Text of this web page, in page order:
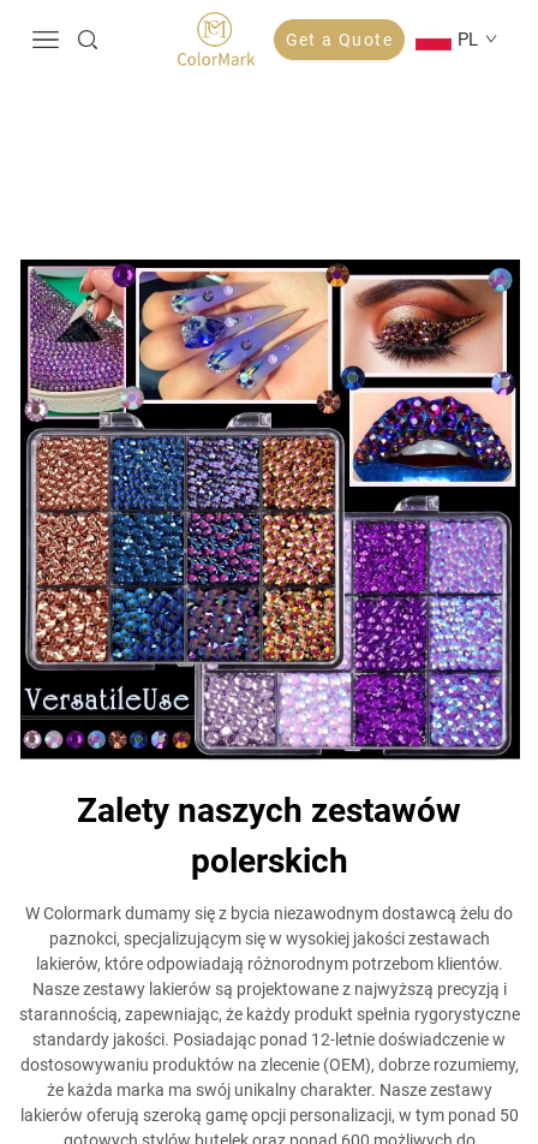
Get a Quote PL
Zalety naszych zestawów
polerskich
W Colormark dumamy się z bycia niezawodnym dostawcą żelu do
paznokci, specjalizującym się w wysokiej jakości zestawach
lakierów, które odpowiadają różnorodnym potrzebom klientów.
Nasze zestawy lakierów są projektowane z najwyższą precyzją i
starannością, zapewniając, że każdy produkt spełnia rygorystyczne
standardy jakości. Posiadając ponad 12-letnie doświadczenie w
dostosowywaniu produktów na zlecenie (OEM), dobrze rozumiemy,
że każda marka ma swój unikalny charakter. Nasze zestawy
lakierów oferują szeroką gamę opcji personalizacji, w tym ponad 50